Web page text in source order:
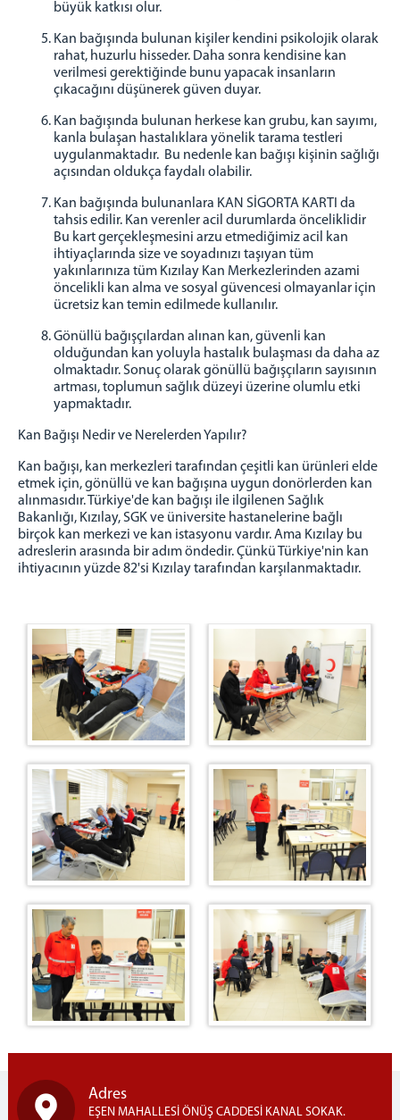
büyük katkısı olur.
Kan bağışında bulunan kişiler kendini psikolojik olarak
rahat, huzurlu hisseder. Daha sonra kendisine kan
verilmesi gerektiğinde bunu yapacak insanların
çıkacağını düşünerek güven duyar.
Kan bağışında bulunan herkese kan grubu, kan sayımı,
kanla bulaşan hastalıklara yönelik tarama testleri
uygulanmaktadır. Bu nedenle kan bağışı kişinin sağlığı
açısından oldukça faydalı olabilir.
Kan bağışında bulunanlara KAN SİGORTA KARTI da
tahsis edilir. Kan verenler acil durumlarda önceliklidir
Bu kart gerçekleşmesini arzu etmediğimiz acil kan
ihtiyaçlarında size ve soyadınızı taşıyan tüm
yakınlarınıza tüm Kızılay Kan Merkezlerinden azami
öncelikli kan alma ve sosyal güvencesi olmayanlar için
ücretsiz kan temin edilmede kullanılır.
Gönüllü bağışçılardan alınan kan, güvenli kan
olduğundan kan yoluyla hastalık bulaşması da daha az
olmaktadır. Sonuç olarak gönüllü bağışçıların sayısının
artması, toplumun sağlık düzeyi üzerine olumlu etki
yapmaktadır.
Kan Bağışı Nedir ve Nerelerden Yapılır?
Kan bağışı, kan merkezleri tarafından çeşitli kan ürünleri elde
etmek için, gönüllü ve kan bağışına uygun donörlerden kan
alınmasıdır. Türkiye'de kan bağışı ile ilgilenen Sağlık
Bakanlığı, Kızılay, SGK ve üniversite hastanelerine bağlı
birçok kan merkezi ve kan istasyonu vardır. Ama Kızılay bu
adreslerin arasında bir adım öndedir. Çünkü Türkiye'nin kan
ihtiyacının yüzde 82'si Kızılay tarafından karşılanmaktadır.
Adres
EŞEN MAHALLESİ ÖNÜŞ CADDESİ KANAL SOKAK.